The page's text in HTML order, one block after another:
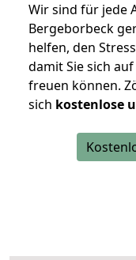
Wir sind für jede
Bergeborbeck
helfen, den
damit Sie sich
freuen können.
sich kostenlose